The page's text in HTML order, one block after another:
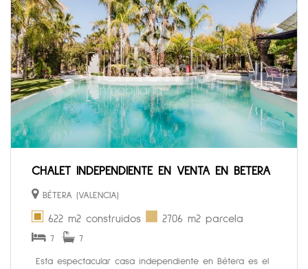
CHALET INDEPENDIENTE EN VENTA EN BETERA
BÉTERA (VALENCIA)
622 m2 construidos 2706 m2 parcela
7 7
Esta espectacular casa independiente en Bétera es el